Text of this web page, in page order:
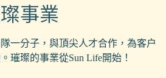
事業
一分子，與頂尖人才合作，為客户
璀璨的事業從Sun Life開始！